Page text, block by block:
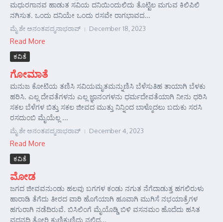
ಮಧುರಗಾನವ ಹಾಡುತ ಸವಿಯ ದನಿಯಿಂದುಲಿದು ತೊಟ್ಟಿಲ ಮಗುವ ಕಿಲಿಪಿಲಿ
ನಗಿಸುತ. ಒಂದು ದನಿಯೇ ಒಂದು ರಸವೇ ರಾಗಭಾವದ...
ಮೈ ಶೇ ಅನಂತಪದ್ಮನಾಭರಾವ್ December 18, 2023
Read More
ಕವಿತೆ
ಗೋಮಾತೆ
ಮನುಜ ಕೋಟಿಯ ತಣಿಸಿ ಸವಿಯಮೃತಮನ್ನುಣಿಸಿ ಬೆಳೆಸುತಿಹ ತಾಯಾಗಿ ಬೆಳಕು
ಹರಿಸಿ. ಎಲ್ಲ ದೇವತೆಗಳನು ಎಲ್ಲ ಜ್ಞಾನಂಗಳನು ಧರ್ಮದೇವತೆಯಾಗಿ ನೀನು ಧರಿಸಿ
ಸಕಲ ಬೆಳೆಗಳ ಬಿತ್ತು ಸಕಲ ಜೀವದ ಮುತ್ತು ನಿನ್ನಿಂದ ಬಾಳ್ಮೊದಲು ಬದುಕು ಸರಸಿ
ರಸದುಂಬಿ ಮೈಯೆಲ್ಲ ...
ಮೈ ಶೇ ಅನಂತಪದ್ಮನಾಭರಾವ್ December 4, 2023
Read More
ಕವಿತೆ
ಮೋಡ
ಜಗದ ಜೀವವನುಂಡು ಹಲವು ಬಗಗಳ ಕಂಡು ನಗುತ ನೆಗೆದಾಡುತ್ತ ಹಗಲಿರುಳು
ಹಾರಾಡಿ ತೆಗೆದು ತೀರದ ವಾರಿ ಹೊಗೆಯಾಗಿ ಹೂವಾಗಿ ಮುಗಿಸೆ ನಭಯಾತ್ರೆಗಳ
ಹಗುರಾಗಿ ನಡೆದಿರುವೆ. ಬಿಸಿಲಿಂಗೆ ಮೈಯೊಡ್ಡಿ ಬಿಳಿ ವಸನಮಂ ಹೊದೆದು ಹಸಿತ
ವದನದಿ ತೋರಿ ಕುಣಿಕುಣಿದು ನಲಿದ...